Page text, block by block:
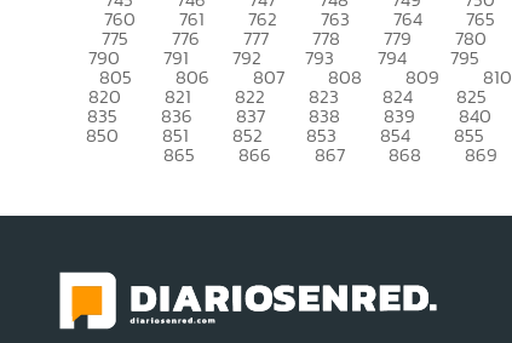
760 761 762 763 764 765
775 776 777 778 779 780
790 791 792 793 794 795
805 806 807 808 809 810
820 821 822 823 824 825
835 836 837 838 839 840
850 851 852 853 854 855
865 866 867 868 869